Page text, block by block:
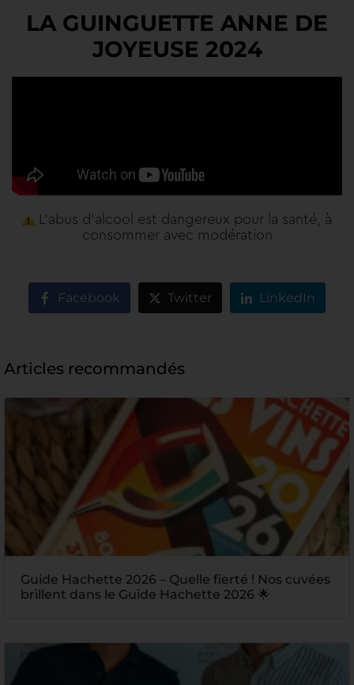
LA GUINGUETTE ANNE DE
JOYEUSE 2024
L’abus d’alcool est dangereux pour la santé, à
consommer avec modération
Facebook Twitter LinkedIn
Articles recommandés
Guide Hachette 2026 – Quelle fierté ! Nos cuvées
brillent dans le Guide Hachette 2026 🌟